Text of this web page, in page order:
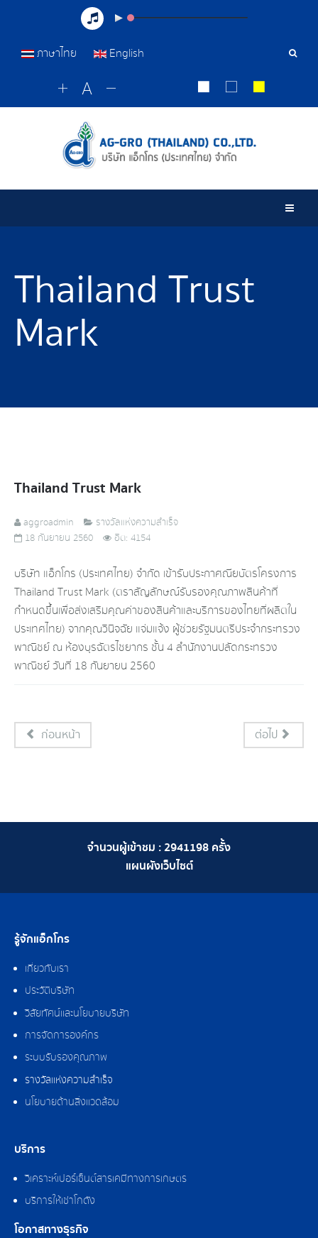
เครื่อ
ภาษาไทย English
Thailand Trust
Mark
Thailand Trust Mark
aggroadmin
รางวัลแห่งความสำเร็จ
18 กันยายน 2560
ฮิต: 4154
บริษัท แอ็กโกร (ประเทศไทย) จำกัด เข้ารับประกาศณียบัตรโครงการ
Thailand Trust Mark (ตราสัญลักษณ์รับรองคุณภาพสินค้าที่
กำหนดขึ้นเพื่อส่งเสริมคุณค่าของสินค้าและบริการของไทยที่ผลิตใน
ประเทศไทย) จากคุณวินิจฉัย แจ่มแจ้ง ผู้ช่วยรัฐมนตรีประจำกระทรวง
พาณิชย์ ณ ห้องบุรฉัตรไชยากร ชั้น 4 สำนักงานปลัดกระทรวง
พาณิชย์ วันที่ 18 กันยายน 2560
ก่อนหน้า ต่อไป
จำนวนผู้เข้าชม :2941198 ครั้ง
แผนผังเว็บไซต์
รู้จักแอ็กโกร
เกี่ยวกับเรา
ประวัติบริษัท
วิสัยทัศน์และนโยบายบริษัท
การจัดการองค์กร
ระบบรับรองคุณภาพ
รางวัลแห่งความสำเร็จ
นโยบายด้านสิ่งแวดล้อม
บริการ
วิเคราะห์เปอร์เซ็นต์สารเคมีทางการเกษตร
บริการให้เช่าโกดัง
โอกาสทางธุรกิจ